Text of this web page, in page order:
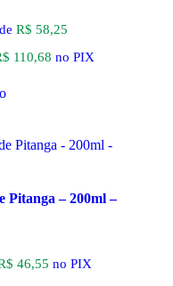
R$ 58,25
110,68 no PIX
Pitanga – 200ml –
46,55 no PIX